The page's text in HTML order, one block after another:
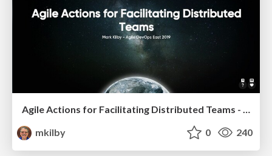
Agile Actions for Facilitating Distributed Teams - ADO2019
mkilby
0 240